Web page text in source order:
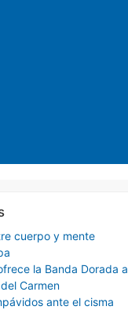
cuerpo y mente
la Banda Dorada a
Carmen
ante el cisma